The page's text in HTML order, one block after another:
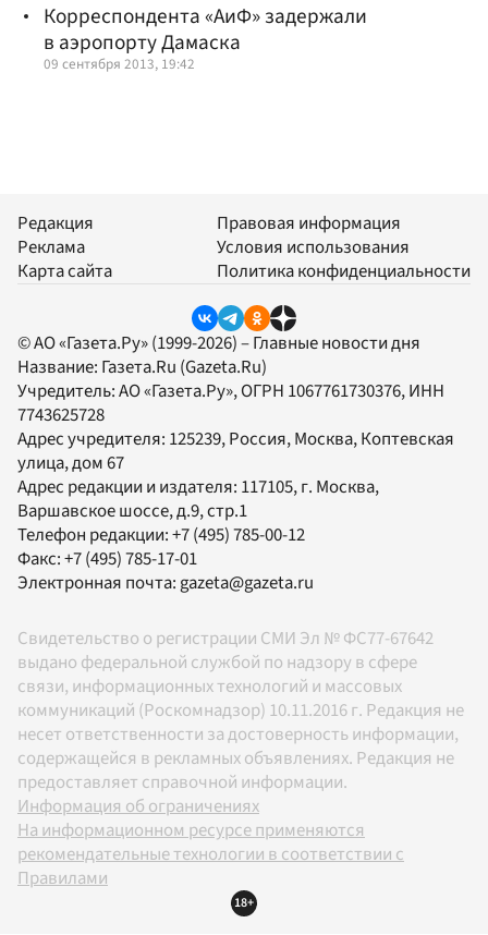
Корреспондента «АиФ» задержали
в аэропорту Дамаска
09 сентября 2013, 19:42
Редакция
Реклама
Карта сайта
Правовая информация
Условия использования
Политика конфиденциальности
© АО «Газета.Ру» (1999-2026) – Главные новости дня
Название: Газета.Ru (Gazeta.Ru)
Учредитель:АО «Газета.Ру», ОГРН 1067761730376, ИНН
7743625728
Адрес учредителя: 125239, Россия, Москва, Коптевская
улица, дом 67
Адрес редакции и издателя: 117105, г. Москва,
Варшавское шоссе, д.9, стр.1
Телефон редакции:+7 (495) 785-00-12
Факс:+7 (495) 785-17-01
Электронная почта: gazeta@gazeta.ru
Свидетельство о регистрации СМИ Эл № ФС77-67642
выдано федеральной службой по надзору в сфере
связи, информационных технологий и массовых
коммуникаций (Роскомнадзор) 10.11.2016 г. Редакция не
несет ответственности за достоверность информации,
содержащейся в рекламных объявлениях. Редакция не
предоставляет справочной информации.
Информация об ограничениях
На информационном ресурсе применяются
рекомендательные технологии в соответствии с
Правилами
18+